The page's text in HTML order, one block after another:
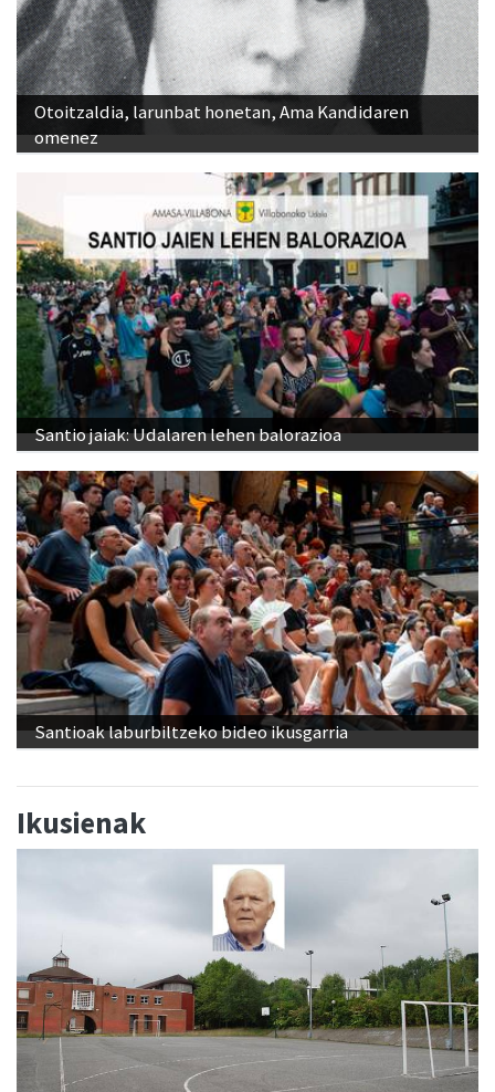
Otoitzaldia, larunbat honetan, Ama Kandidaren
omenez
Santio jaiak: Udalaren lehen balorazioa
Santioak laburbiltzeko bideo ikusgarria
Ikusienak